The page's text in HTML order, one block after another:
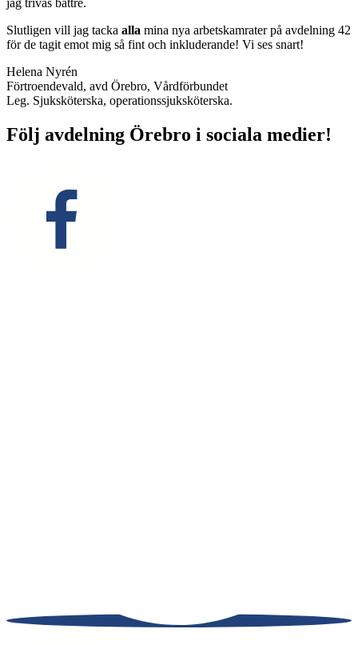
Slutligen vill jag tacka alla mina nya arbetskamrater på avdelning 42
för de tagit emot mig så fint och inkluderande! Vi ses snart!
Helena Nyrén
Förtroendevald, avd Örebro, Vårdförbundet
Leg. Sjuksköterska, operationssjuksköterska.
Följ avdelning Örebro i sociala medier!